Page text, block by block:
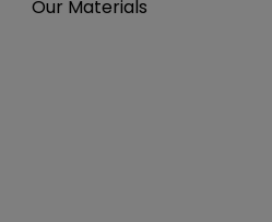
Our Materials